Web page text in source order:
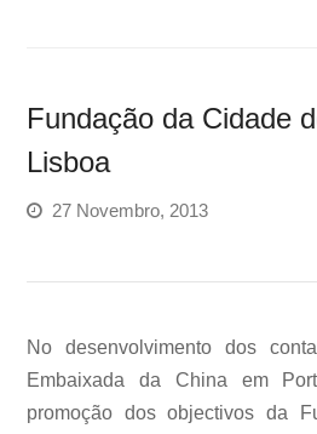
Fundação da Cidade
Lisboa
27 Novembro, 2013
No desenvolvimento dos
Embaixada da China em
promoção dos objectivos da